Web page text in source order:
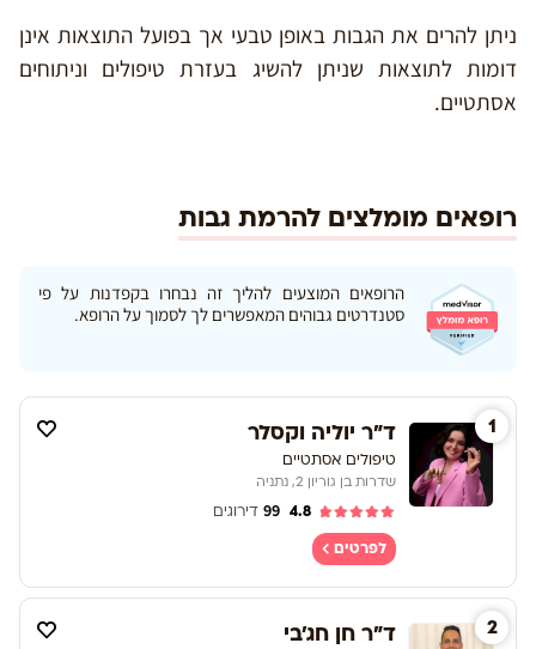
ניתן להרים את הגבות באופן טבעי אך בפועל התוצאות אינן
דומות לתוצאות שניתן להשיג בעזרת טיפולים וניתוחים
אסתטיים.
רופאים מומלצים להרמת גבות
הרופאים המוצעים להליך זה נבחרו בקפדנות על פי
סטנדרטים גבוהים המאפשרים לך לסמוך על הרופא.
ד"ר יוליה וקסלר
טיפולים אסתטיים
שדרות בן גוריון 2, נתניה
4.8
99 דירוגים
1
לפרטים
ד"ר חן חג'בי 2